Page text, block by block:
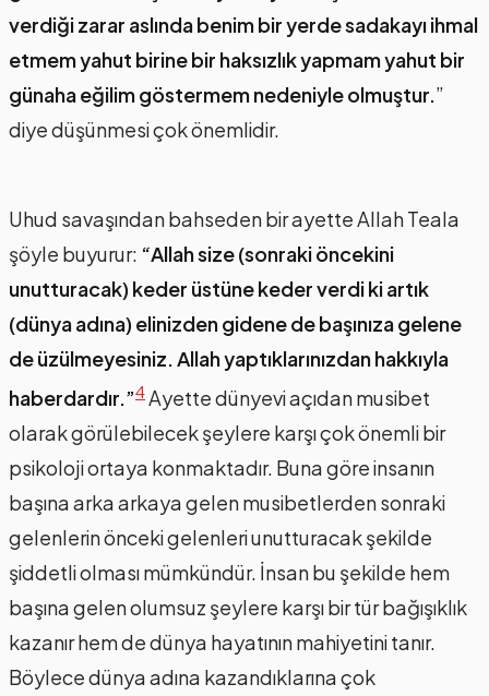
verdiği zarar aslında benim bir yerde sadakayı ihmal
etmem yahut birine bir haksızlık yapmam yahut bir
günaha eğilim göstermem nedeniyle olmuştur.”
diye düşünmesi çok önemlidir.
Uhud savaşından bahseden bir ayette Allah Teala
şöyle buyurur: “Allah size (sonraki öncekini
unutturacak) keder üstüne keder verdi ki artık
(dünya adına) elinizden gidene de başınıza gelene
de üzülmeyesiniz. Allah yaptıklarınızdan hakkıyla
haberdardır.”4Ayette dünyevi açıdan musibet
olarak görülebilecek şeylere karşı çok önemli bir
psikoloji ortaya konmaktadır. Buna göre insanın
başına arka arkaya gelen musibetlerden sonraki
gelenlerin önceki gelenleri unutturacak şekilde
şiddetli olması mümkündür. İnsan bu şekilde hem
başına gelen olumsuz şeylere karşı bir tür bağışıklık
kazanır hem de dünya hayatının mahiyetini tanır.
Böylece dünya adına kazandıklarına çok